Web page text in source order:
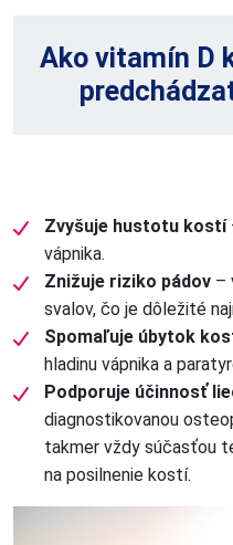
Ako vitamín D
Zvyšuje hustotu kostí
vápnika.
Znižuje riziko pádov –
svalov, čo je dôležité
Spomaľuje úbytok
hladinu vápnika a
Podporuje účinnosť
diagnostikovanou
takmer vždy súčasťou
na posilnenie kostí.